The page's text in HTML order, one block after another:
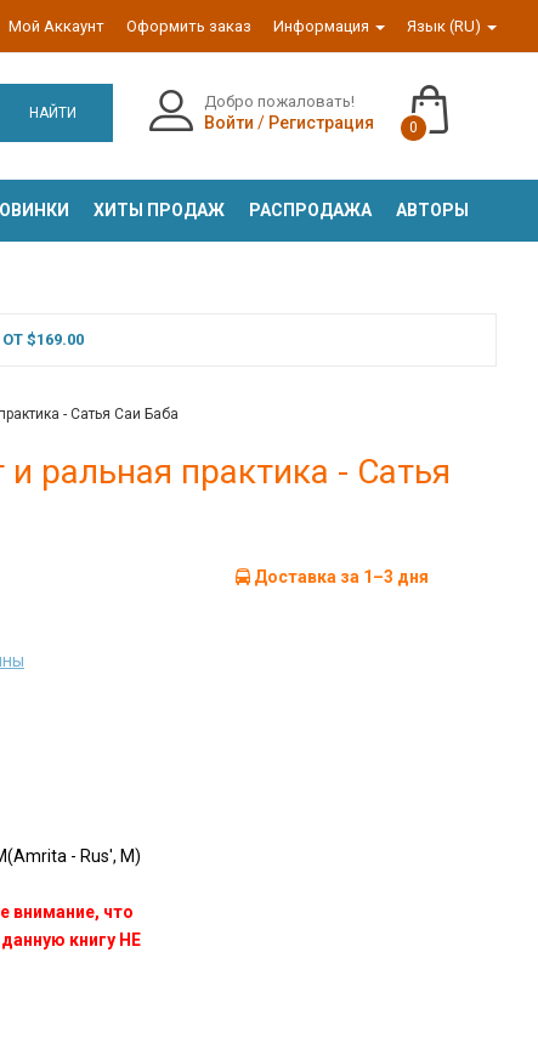
Мой Аккаунт Оформить заказ Информация Язык (RU)
НАЙТИ
Добро пожаловать!
Войти / Регистрация 0
ХИТЫ ПРОДАЖ РАСПРОДАЖА АВТОРЫ
$169.00
- Сатья Саи Баба
ральная практика - Сатья
- Rus', M)
внимание, что
книгу НЕ
Доставка за 1–3 дня